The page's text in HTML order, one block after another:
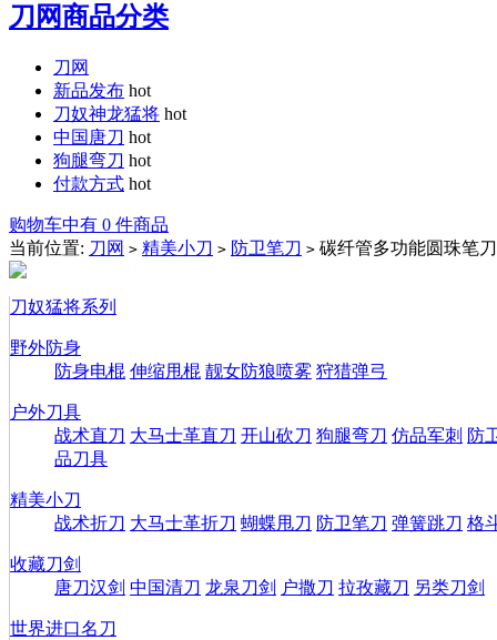
刀网商品分类
刀网
新品发布 hot
刀奴神龙猛将 hot
中国唐刀 hot
狗腿弯刀 hot
付款方式 hot
购物车中有 0 件商品
当前位置: 刀网 > 精美小刀 > 防卫笔刀 > 碳纤管多功能圆珠笔刀
刀奴猛将系列
野外防身
防身电棍 伸缩甩棍 靓女防狼喷雾 狩猎弹弓
户外刀具
战术直刀 大马士革直刀 开山砍刀 狗腿弯刀 仿品军刺 防
品刀具
精美小刀
战术折刀 大马士革折刀 蝴蝶甩刀 防卫笔刀 弹簧跳刀 格
收藏刀剑
唐刀汉剑 中国清刀 龙泉刀剑 户撒刀 拉孜藏刀 另类刀剑
世界进口名刀